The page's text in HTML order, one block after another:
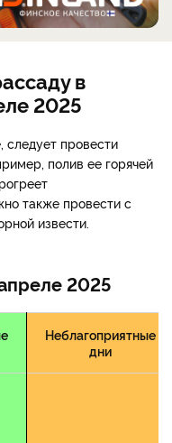
в
2025
провести
полив ее горячей
также провести с
извести.
2025
Неблагоприятные
дни